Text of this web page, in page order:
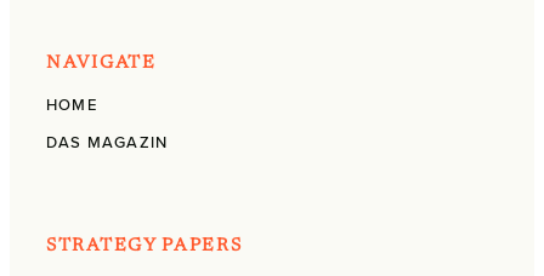
NAVIGATE
HOME
DAS MAGAZIN
STRATEGY PAPERS